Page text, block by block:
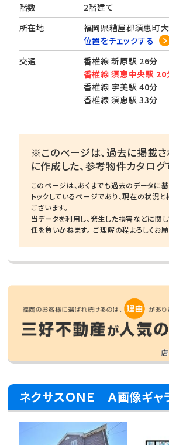
階数
2階建て
所在地
福岡県糟屋郡須惠町
位置をチェックする
交通
香椎線 新原駅 26分
香椎線 須恵中央駅 20
香椎線 宇美駅 40分
香椎線 須恵駅 33分
※このページは、過去に掲載
に作成した、参考物件カタログ
このページは、あくまでも過去のデータに
トックしているページであり、現在の状況
ございます。
当データを利用し、発生した損害などに関
任を負いかねます。 ご理解の程よろしくお願
ネクサスＯＮＥ Ａ画像ギャ